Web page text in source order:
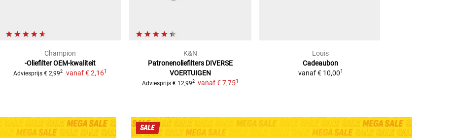
Champion
-OliefilterOEM-kwaliteit
Adviesprijs € 2,992 vanaf € 2,161
K&N
Patronenoliefilters DIVERSE
VOERTUIGEN
Adviesprijs € 12,992 vanaf€ 7,751
Louis
Cadeaubon
vanaf € 10,001
SALE